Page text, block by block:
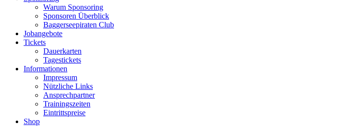
Warum Sponsoring
Sponsoren Überblick
Baggerseepiraten Club
Jobangebote
Tickets
Dauerkarten
Tagestickets
Informationen
Impressum
Nützliche Links
Ansprechpartner
Trainingszeiten
Eintrittspreise
Shop